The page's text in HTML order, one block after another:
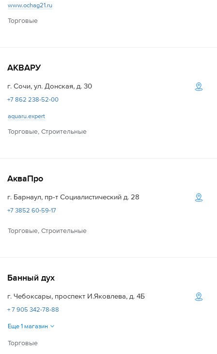
www.ochag21.ru
Торговые
АКВАРУ
г. Сочи, ул. Донская, д. 30
+7 862 238-52-00
aquaru.expert
Торговые, Строительные
АкваПро
г. Барнаул, пр-т Социалистический д. 28
+7 3852 60-59-17
Торговые, Строительные
Банный дух
г. Чебоксары, проспект И.Яковлева, д. 4Б
+ 7 905 342-78-88
Еще 1 магазин
Торговые